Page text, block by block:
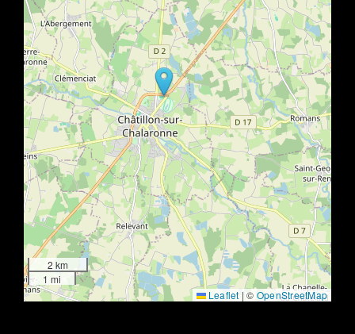
2 km
1 mi
Leaflet | © OpenStreetMap